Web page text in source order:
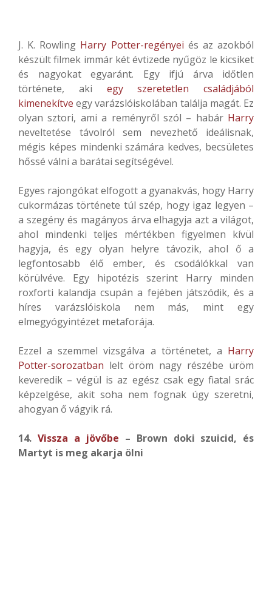
J. K. Rowling Harry Potter-regényei és az azokból
készült filmek immár két évtizede nyűgöz le kicsiket
és nagyokat egyaránt. Egy ifjú árva időtlen
története, aki egy szeretetlen családjából
kimenekítve egy varázslóiskolában találja magát. Ez
olyan sztori, ami a reményről szól – habár Harry
neveltetése távolról sem nevezhető ideálisnak,
mégis képes mindenki számára kedves, becsületes
hőssé válni a barátai segítségével.
Egyes rajongókat elfogott a gyanakvás, hogy Harry
cukormázas története túl szép, hogy igaz legyen –
a szegény és magányos árva elhagyja azt a világot,
ahol mindenki teljes mértékben figyelmen kívül
hagyja, és egy olyan helyre távozik, ahol ő a
legfontosabb élő ember, és csodálókkal van
körülvéve. Egy hipotézis szerint Harry minden
roxforti kalandja csupán a fejében játszódik, és a
híres varázslóiskola nem más, mint egy
elmegyógyintézet metaforája.
Ezzel a szemmel vizsgálva a történetet, a Harry
Potter-sorozatban lelt öröm nagy részébe üröm
keveredik – végül is az egész csak egy fiatal srác
képzelgése, akit soha nem fognak úgy szeretni,
ahogyan ő vágyik rá.
14. Vissza a jövőbe – Brown doki szuicid, és
Martyt is meg akarja ölni